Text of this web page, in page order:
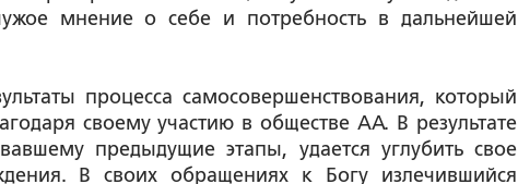
мнение о себе и потребность в дальнейшей
процесса самосовершенствования, который
своему участию в обществе АА. В результате
предыдущие этапы, удается углубить свое
В своих обращениях к Богу излечившийся